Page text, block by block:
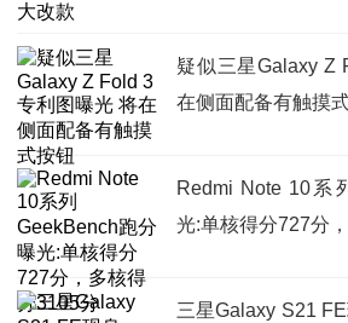
疑似三星Galaxy Z
在侧面配备有触摸
Redmi Note 10系
光:单核得分727分
三星Galaxy S21